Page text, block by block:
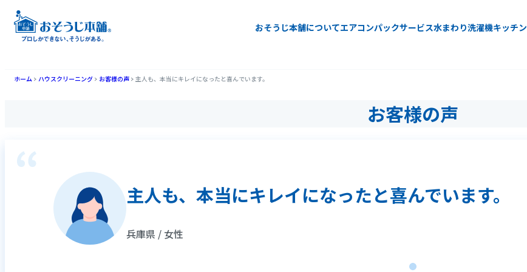
おそうじ本舗についてエアコンパックサービス水まわり洗濯機キッチン
ホーム ハウスクリーニング お客様の声 主人も、本当にキレイになったと喜んでいます。
お客様の声
主人も、本当にキレイになったと喜んでいます。
兵庫県 / 女性